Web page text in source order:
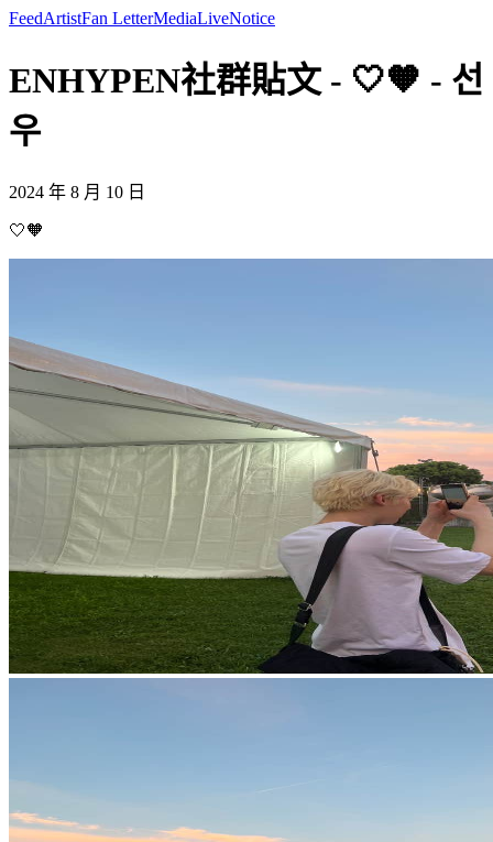
FeedArtistFan LetterMediaLiveNotice
ENHYPEN社群貼文 - 🤍🧡 - 선
우
2024 年 8 月 10 日
🤍🧡